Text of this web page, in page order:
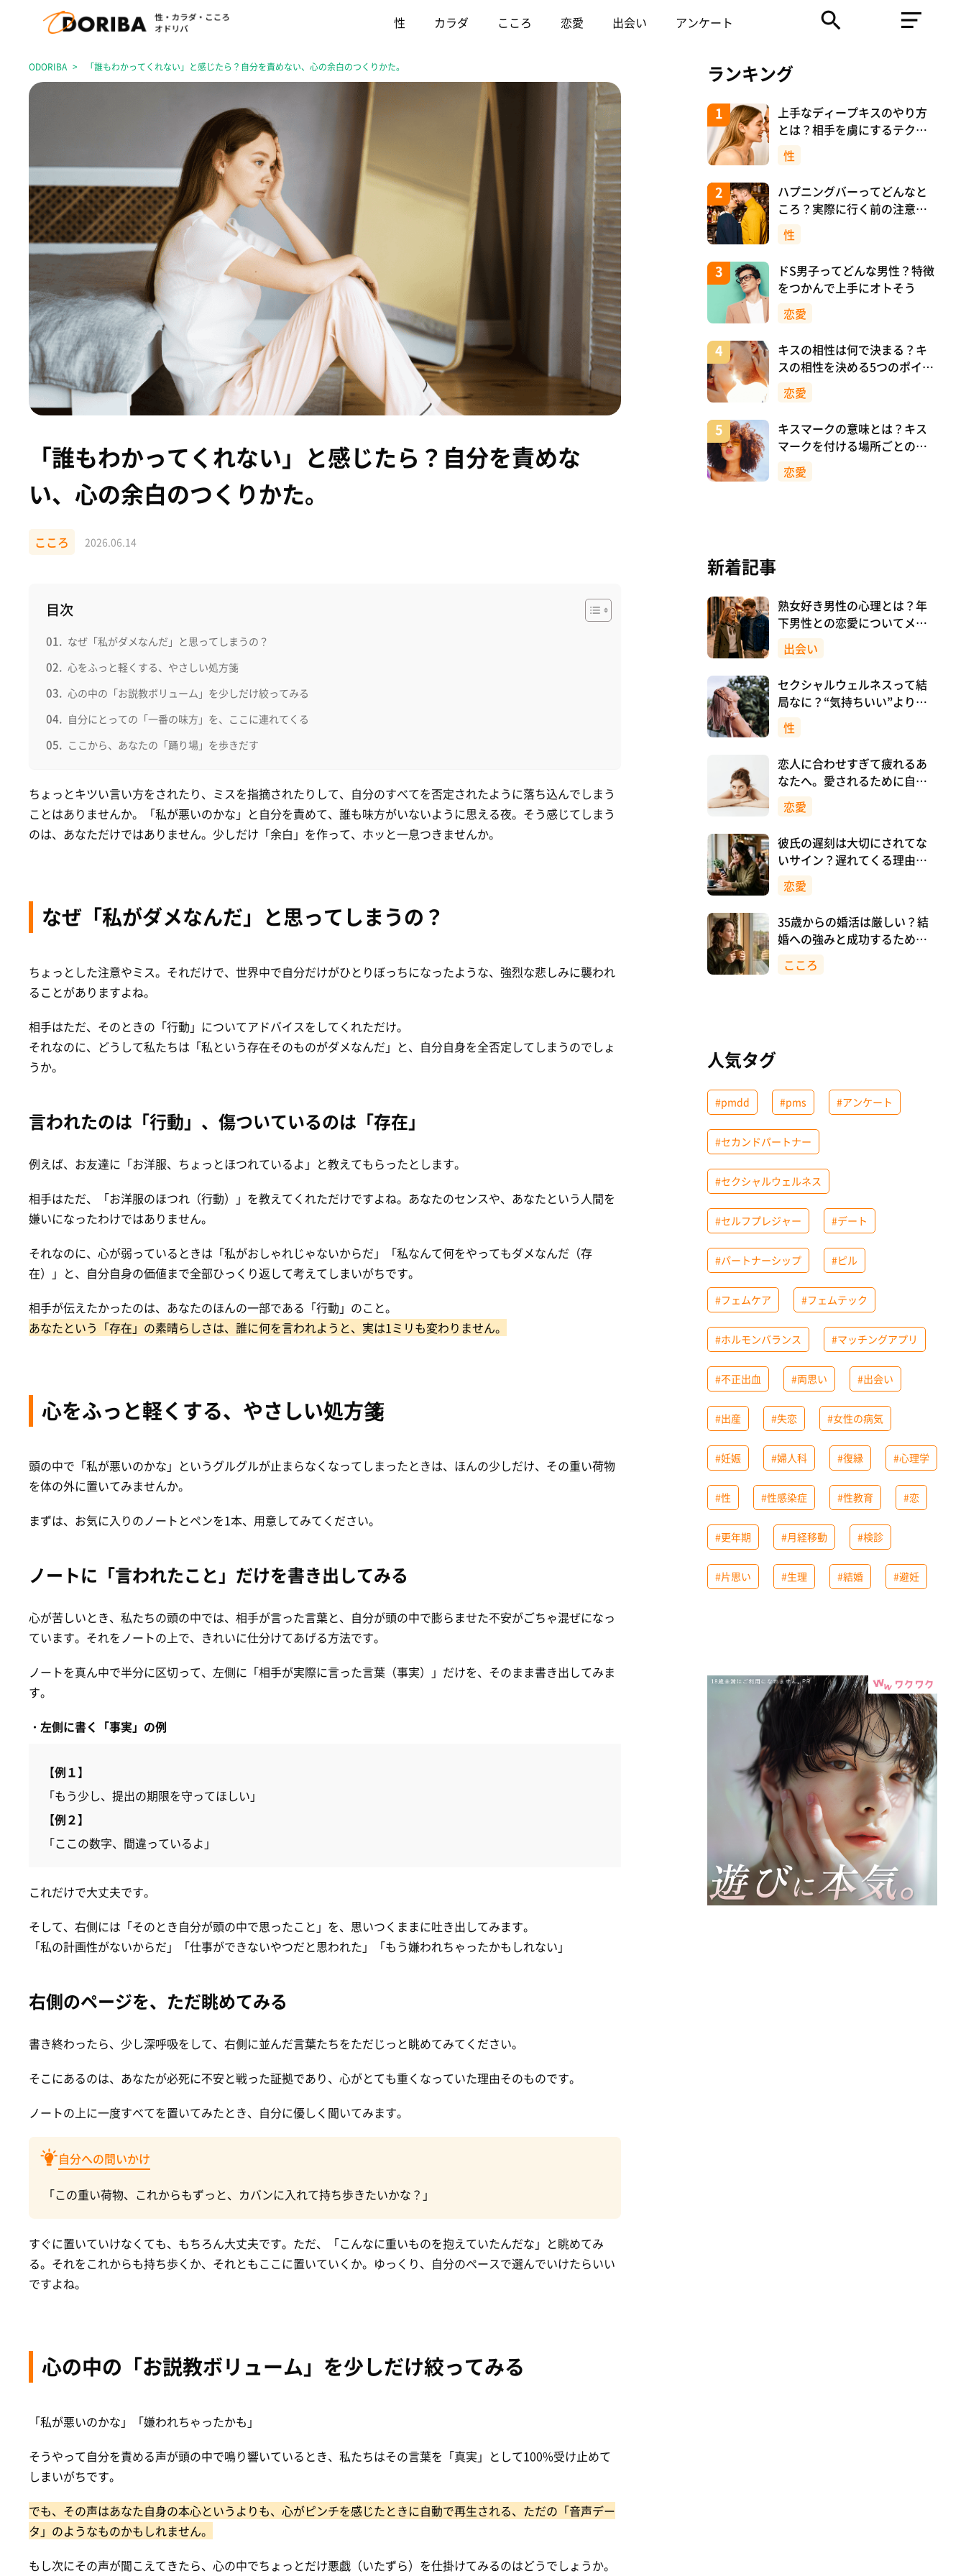
性 カラダ こころ 恋愛 出会い アンケート
ODORIBA 「誰もわかってくれない」と感じたら？自分を責めない、心の余白のつくりかた。
「誰もわかってくれない」と感じたら？自分を責めな
い、心の余白のつくりかた。
こころ 2026.06.14
目次
なぜ「私がダメなんだ」と思ってしまうの？
心をふっと軽くする、やさしい処方箋
心の中の「お説教ボリューム」を少しだけ絞ってみる
自分にとっての「一番の味方」を、ここに連れてくる
ここから、あなたの「踊り場」を歩きだす
ちょっとキツい言い方をされたり、ミスを指摘されたりして、自分のすべてを否定されたように落ち込んでしまう
ことはありませんか。「私が悪いのかな」と自分を責めて、誰も味方がいないように思える夜。そう感じてしまう
のは、あなただけではありません。少しだけ「余白」を作って、ホッと一息つきませんか。
なぜ「私がダメなんだ」と思ってしまうの？
ちょっとした注意やミス。それだけで、世界中で自分だけがひとりぼっちになったような、強烈な悲しみに襲われ
ることがありますよね。
相手はただ、そのときの「行動」についてアドバイスをしてくれただけ。
それなのに、どうして私たちは「私という存在そのものがダメなんだ」と、自分自身を全否定してしまうのでしょ
うか。
言われたのは「行動」、傷ついているのは「存在」
例えば、お友達に「お洋服、ちょっとほつれているよ」と教えてもらったとします。
相手はただ、「お洋服のほつれ（行動）」を教えてくれただけですよね。あなたのセンスや、あなたという人間を
嫌いになったわけではありません。
それなのに、心が弱っているときは「私がおしゃれじゃないからだ」「私なんて何をやってもダメなんだ（存
在）」と、自分自身の価値まで全部ひっくり返して考えてしまいがちです。
相手が伝えたかったのは、あなたのほんの一部である「行動」のこと。
あなたという「存在」の素晴らしさは、誰に何を言われようと、実は1ミリも変わりません。
心をふっと軽くする、やさしい処方箋
頭の中で「私が悪いのかな」というグルグルが止まらなくなってしまったときは、ほんの少しだけ、その重い荷物
を体の外に置いてみませんか。
まずは、お気に入りのノートとペンを1本、用意してみてください。
ノートに「言われたこと」だけを書き出してみる
心が苦しいとき、私たちの頭の中では、相手が言った言葉と、自分が頭の中で膨らませた不安がごちゃ混ぜになっ
ています。それをノートの上で、きれいに仕分けてあげる方法です。
ノートを真ん中で半分に区切って、左側に「相手が実際に言った言葉（事実）」だけを、そのまま書き出してみま
す。
・左側に書く「事実」の例
【例１】
「もう少し、提出の期限を守ってほしい」
【例２】
「ここの数字、間違っているよ」
これだけで大丈夫です。
そして、右側には「そのとき自分が頭の中で思ったこと」を、思いつくままに吐き出してみます。
「私の計画性がないからだ」「仕事ができないやつだと思われた」「もう嫌われちゃったかもしれない」
右側のページを、ただ眺めてみる
書き終わったら、少し深呼吸をして、右側に並んだ言葉たちをただじっと眺めてみてください。
そこにあるのは、あなたが必死に不安と戦った証拠であり、心がとても重くなっていた理由そのものです。
ノートの上に一度すべてを置いてみたとき、自分に優しく聞いてみます。
自分への問いかけ
「この重い荷物、これからもずっと、カバンに入れて持ち歩きたいかな？」
すぐに置いていけなくても、もちろん大丈夫です。ただ、「こんなに重いものを抱えていたんだな」と眺めてみ
る。それをこれからも持ち歩くか、それともここに置いていくか。ゆっくり、自分のペースで選んでいけたらいい
ですよね。
心の中の「お説教ボリューム」を少しだけ絞ってみる
「私が悪いのかな」「嫌われちゃったかも」
そうやって自分を責める声が頭の中で鳴り響いているとき、私たちはその言葉を「真実」として100%受け止めて
しまいがちです。
でも、その声はあなた自身の本心というよりも、心がピンチを感じたときに自動で再生される、ただの「音声デー
タ」のようなものかもしれません。
もし次にその声が聞こえてきたら、心の中でちょっとだけ悪戯（いたずら）を仕掛けてみるのはどうでしょうか。
ランキング
上手なディープキスのやり方
とは？相手を虜にするテクニ
ックを紹介！
性
ハプニングバーってどんなと
ころ？実際に行く前の注意や
マナーについて！
性
ドS男子ってどんな男性？特徴
をつかんで上手にオトそう
恋愛
キスの相性は何で決まる？キ
スの相性を決める5つのポイン
ト
恋愛
キスマークの意味とは？キス
マークを付ける場所ごとの意
味を詳しく解説
恋愛
新着記事
熟女好き男性の心理とは？年
下男性との恋愛についてメリ
ットも解説！
出会い
セクシャルウェルネスって結
局なに？“気持ちいい”より先
に、自分を大切にすること
性
恋人に合わせすぎて疲れるあ
なたへ。愛されるために自分
を消さない恋愛のつくり方
恋愛
彼氏の遅刻は大切にされてな
いサイン？遅れてくる理由と
対処法
恋愛
35歳からの婚活は厳しい？結
婚への強みと成功するために
意識したいこと
こころ
人気タグ
#pmdd #pms #アンケート
#セカンドパートナー
#セクシャルウェルネス
#セルフプレジャー #デート
#パートナーシップ #ピル
#フェムケア #フェムテック
#ホルモンバランス #マッチングアプリ
#不正出血 #両思い #出会い
#出産 #失恋 #女性の病気
#妊娠 #婦人科 #復縁 #心理学
#性 #性感染症 #性教育 #恋
#更年期 #月経移動 #検診
#片思い #生理 #結婚 #避妊